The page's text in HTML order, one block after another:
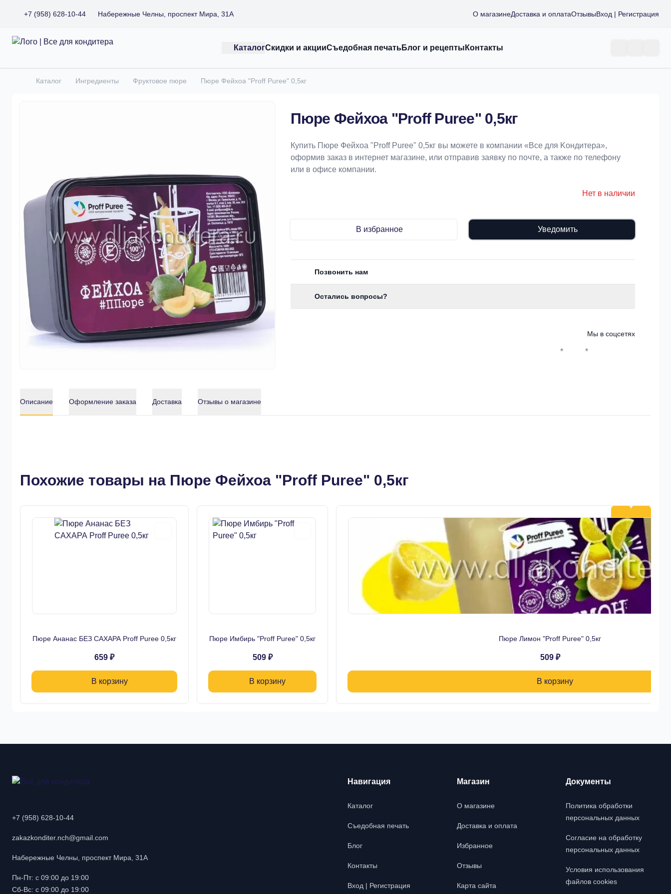
+7 (958) 628-10-44 Набережные Челны, проспект Мира, 31А О магазинеДоставка и оплатаОтзывыВход | Регистрация
Все для кондитера
КаталогСкидки и акцииСъедобная печатьБлог и рецепты Контакты
Главная
Каталог Ингредиенты Фруктовое пюре Пюре Фейхоа "Proff Puree" 0,5кг
Пюре Фейхоа "Proff Puree" 0,5кг
Купить Пюре Фейхоа "Proff Puree" 0,5кг вы можете в компании «Bce для Koндитeрa»,
оформив заказ в интернет магазине, или отправив заявку по почте, а также по телефону
или в офисе компании.
Нет в наличии
В избранное Уведомить
Позвонить нам
Остались вопросы?
Мы в соцсетях
* *
Описание Оформление заказа Доставка Отзывы о магазине
Похожие товары на Пюре Фейхоа "Proff Puree" 0,5кг
Пюре Ананас БЕЗ САХАРА Proff Puree 0,5кг
659 ₽
В корзину
Пюре Имбирь "Proff Puree" 0,5кг
509 ₽
В корзину
Пюре Лимон "Proff Puree" 0,5кг
509 ₽
В корзину
+7 (958) 628-10-44
zakazkonditer.nch@gmail.com
Набережные Челны, проспект Мира, 31А
Пн-Пт: с 09:00 до 19:00
Сб-Вс: с 09:00 до 19:00
Навигация
Каталог
Съедобная печать
Блог
Контакты
Вход | Регистрация
Магазин
О магазине
Доставка и оплата
Избранное
Отзывы
Карта сайта
Документы
Политика обработки
персональных данных
Согласие на обработку
персональных данных
Условия использования
файлов cookies